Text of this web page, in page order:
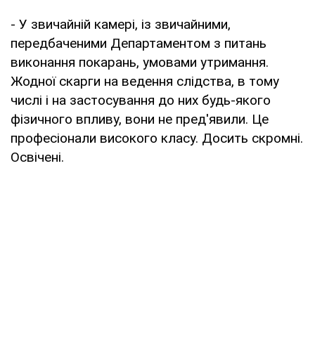
- У звичайній камері, із звичайними,
передбаченими Департаментом з питань
виконання покарань, умовами утримання.
Жодної скарги на ведення слідства, в тому
числі і на застосування до них будь-якого
фізичного впливу, вони не пред'явили. Це
професіонали високого класу. Досить скромні.
Освічені.